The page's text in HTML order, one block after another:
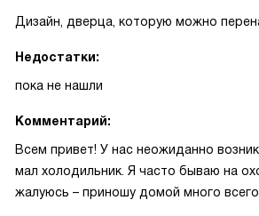
Дизайн, дверца, которую можно
Недостатки:
пока не нашли
Комментарий:
Всем привет! У нас неожиданно
мал холодильник. Я часто бываю на
жалуюсь – приношу домой много